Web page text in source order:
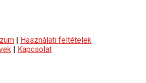
| Használati feltételek
| Kapcsolat